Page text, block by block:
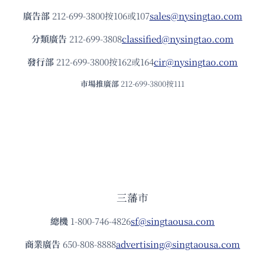
廣告部212-699-3800按106或107sales@nysingtao.com
分類廣告 212-699-3808classified@nysingtao.com
發⾏部 212-699-3800按162或164cir@nysingtao.com
市場推廣部 212-699-3800按111
三藩市
總機 1-800-746-4826sf@singtaousa.com
商業廣告 650-808-8888advertising@singtaousa.com